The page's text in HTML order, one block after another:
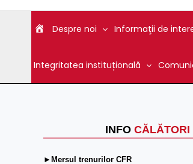
Despre noi Informaţii de
Integritatea instituțională
INFO CĂLĂTORI
►Mersul trenurilor CFR